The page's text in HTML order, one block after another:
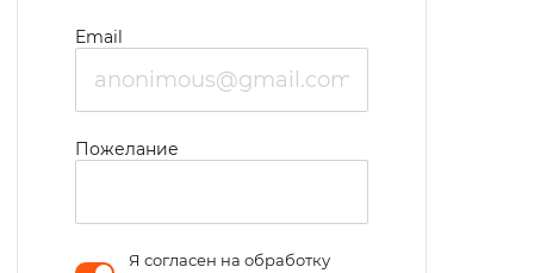
Email
Пожелание
Я согласен на обработку